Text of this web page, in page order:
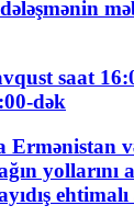
saat
dək
Ermənistan
yollarını
ehtimalı